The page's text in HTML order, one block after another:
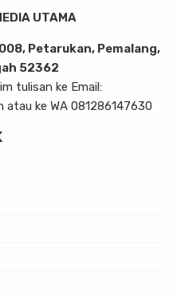
UTAMA
Petarukan, Pemalang,
52362
tulisan ke Email:
atau ke WA 081286147630